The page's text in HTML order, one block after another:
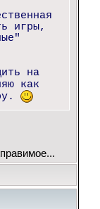
игры,
на
как